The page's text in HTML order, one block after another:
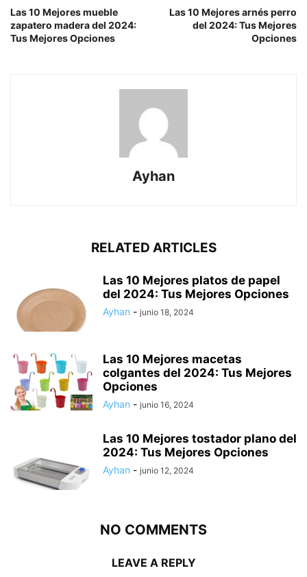
Las 10 Mejores mueble
zapatero madera del 2024:
Tus Mejores Opciones
Las 10 Mejores arnés perro
del 2024: Tus Mejores
Opciones
Ayhan
RELATED ARTICLES
Las 10 Mejores platos de papel
del 2024: Tus Mejores Opciones
Ayhan - junio 18, 2024
Las 10 Mejores macetas
colgantes del 2024: Tus Mejores
Opciones
Ayhan - junio 16, 2024
Las 10 Mejores tostador plano del
2024: Tus Mejores Opciones
Ayhan - junio 12, 2024
NO COMMENTS
LEAVE A REPLY